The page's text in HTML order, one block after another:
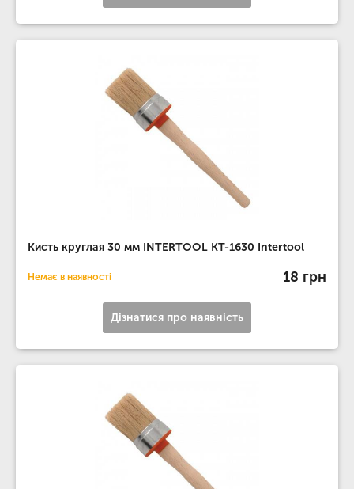
Кисть круглая 30 мм INTERTOOL KT-1630 Intertool
Немає в наявності 18 грн
Дізнатися про наявність